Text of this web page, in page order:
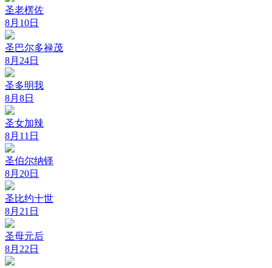
圣老楞佐
8月10日
圣巴尔多禄茂
8月24日
圣多明我
8月8日
圣女加辣
8月11日
圣伯尔纳铎
8月20日
圣比约十世
8月21日
圣母元后
8月22日